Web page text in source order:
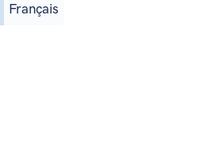
Français